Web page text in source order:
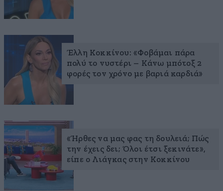
Έλλη Κοκκίνου: «Φοβάμαι πάρα
πολύ το νυστέρι – Κάνω μπότοξ 2
φορές τον χρόνο με βαριά καρδιά»
«Ήρθες να μας φας τη δουλειά; Πώς
την έχεις δει; Όλοι έτσι ξεκινάτε»,
είπε ο Λιάγκας στην Κοκκίνου